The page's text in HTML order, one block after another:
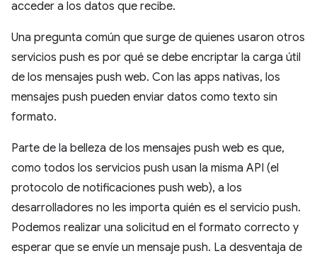
acceder a los datos que recibe.
Una pregunta común que surge de quienes usaron otros
servicios push es por qué se debe encriptar la carga útil
de los mensajes push web. Con las apps nativas, los
mensajes push pueden enviar datos como texto sin
formato.
Parte de la belleza de los mensajes push web es que,
como todos los servicios push usan la misma API (el
protocolo de notificaciones push web), a los
desarrolladores no les importa quién es el servicio push.
Podemos realizar una solicitud en el formato correcto y
esperar que se envíe un mensaje push. La desventaja de